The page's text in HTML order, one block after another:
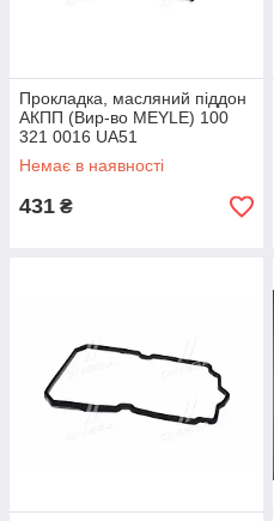
Прокладка, масляний піддон
АКПП (Вир-во MEYLE) 100
321 0016 UA51
Немає в наявності
431 ₴